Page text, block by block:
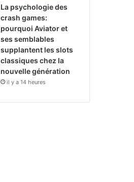
La psychologie des
crash games:
pourquoi Aviator et
ses semblables
supplantent les slots
classiques chez la
nouvelle génération
il y a 14 heures